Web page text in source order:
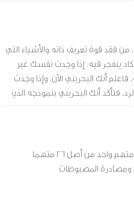
فقد قوة تعريف ذاته والأشياء التي
ينفجر فيه. إذا وجدت نفسك غير
أنك البحريني الآن، وإذا وجدت
فتأكد أنك البحريني بنموذجه الذي
قضت محكمة الاستئناف العليا الجنائية الأولى في استئناف متهم واحد من أصل 26 متهما